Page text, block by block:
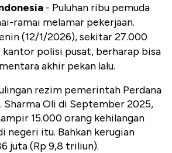
- Puluhan ribu pemuda
ramai melamar pekerjaan.
(12/1/2026), sekitar 27.000
polisi pusat, berharap bisa
akhir pekan lalu.
rezim pemerintah Perdana
Sharma Oli di September 2025,
15.000 orang kehilangan
negeri itu. Bahkan kerugian
juta (Rp 9,8 triliun).